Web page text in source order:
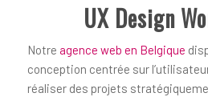
UX Design
Notre agence web en Belgique
conception centrée sur
réaliser des projets